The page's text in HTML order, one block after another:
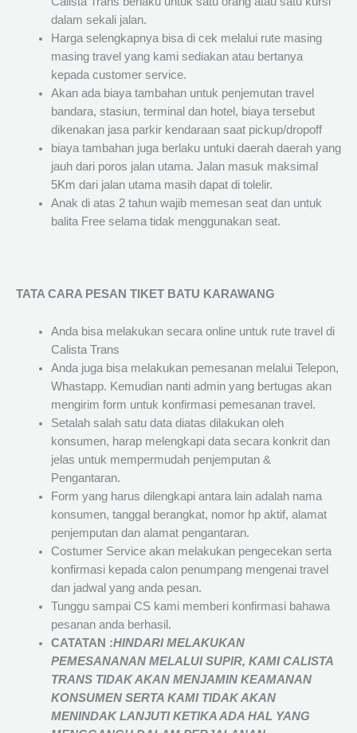
dalam sekali jalan.
Harga selengkapnya bisa di cek melalui rute masing
masing travel yang kami sediakan atau bertanya
kepada customer service.
Akan ada biaya tambahan untuk penjemutan travel
bandara, stasiun, terminal dan hotel, biaya tersebut
dikenakan jasa parkir kendaraan saat pickup/dropoff
biaya tambahan juga berlaku untuki daerah daerah yang
jauh dari poros jalan utama. Jalan masuk maksimal
5Km dari jalan utama masih dapat di tolelir.
Anak di atas 2 tahun wajib memesan seat dan untuk
balita Free selama tidak menggunakan seat.
TATA CARA PESAN TIKET BATU KARAWANG
Anda bisa melakukan secara online untuk rute travel di
Calista Trans
Anda juga bisa melakukan pemesanan melalui Telepon,
Whastapp. Kemudian nanti admin yang bertugas akan
mengirim form untuk konfirmasi pemesanan travel.
Setalah salah satu data diatas dilakukan oleh
konsumen, harap melengkapi data secara konkrit dan
jelas untuk mempermudah penjemputan &
Pengantaran.
Form yang harus dilengkapi antara lain adalah nama
konsumen, tanggal berangkat, nomor hp aktif, alamat
penjemputan dan alamat pengantaran.
Costumer Service akan melakukan pengecekan serta
konfirmasi kepada calon penumpang mengenai travel
dan jadwal yang anda pesan.
Tunggu sampai CS kami memberi konfirmasi bahawa
pesanan anda berhasil.
CATATAN :HINDARI MELAKUKAN
PEMESANANAN MELALUI SUPIR, KAMICALISTA
TRANSTIDAK AKAN MENJAMINKEAMANAN
KONSUMEN SERTA KAMI TIDAK AKAN
MENINDAK LANJUTI KETIKA ADA HAL YANG